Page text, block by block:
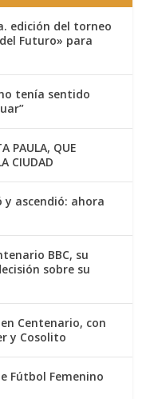
edición del torneo
Futuro» para
tenía sentido
PAULA, QUE
CIUDAD
y ascendió: ahora
BBC, su
sobre su
Centenario, con
y Cosolito
Fútbol Femenino